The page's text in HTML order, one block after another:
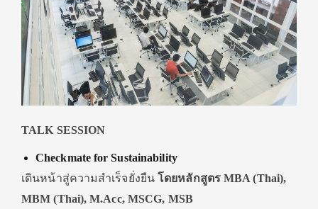
TALK SESSION
Checkmate for Sustainability
เดินหน้าสู่ความสำเร็จยั่งยืน โดยหลักสูตร MBA (Thai),
MBM (Thai), M.Acc, MSCG, MSB